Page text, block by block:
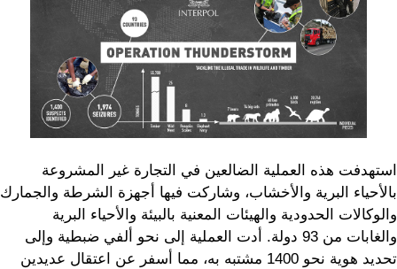
استهدفت هذه العملية الضالعين في التجارة غير المشروعة
بالأحياء البرية والأخشاب، وشاركت فيها أجهزة الشرطة والجمارك
والوكالات الحدودية والهيئات المعنية بالبيئة والأحياء البرية
والغابات من 93 دولة. أدت العملية إلى نحو ألفي ضبطية وإلى
تحديد هوية نحو 1400 مشتبه به، مما أسفر عن اعتقال عديدين